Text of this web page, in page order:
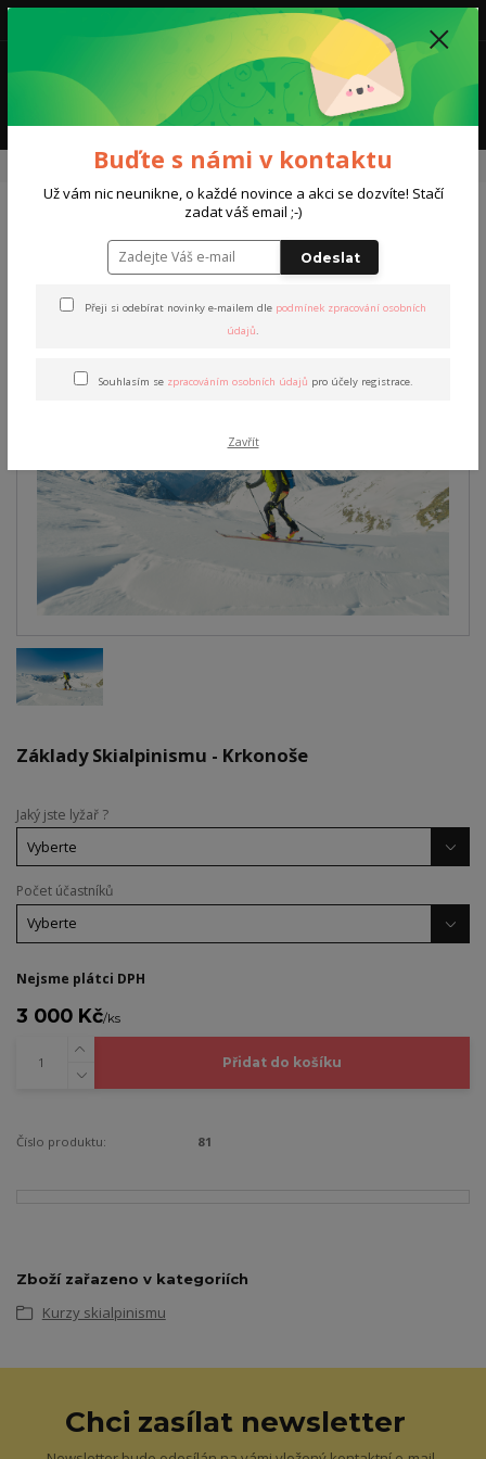
Menu
0,00 Kč
Kurzy a trénink Kurzy skialpinismu Základy Skialpinismu
Základy Skialpinismu
Základy Skialpinismu - Krkonoše
Jaký jste lyžař ?
Počet účastníků
Nejsme plátci DPH
3 000 Kč/ks
Přidat do košíku
Číslo produktu: 81
Zboží zařazeno v kategoriích
Kurzy skialpinismu
Chci zasílat newsletter
Buďte s námi v kontaktu
Už vám nic neunikne, o každé novince a akci se dozvíte! Stačí
zadat váš email ;-)
Odeslat
Přeji si odebírat novinky e-mailem dle podmínek zpracování osobních
údajů.
Souhlasím se zpracováním osobních údajů pro účely registrace.
Zavřít